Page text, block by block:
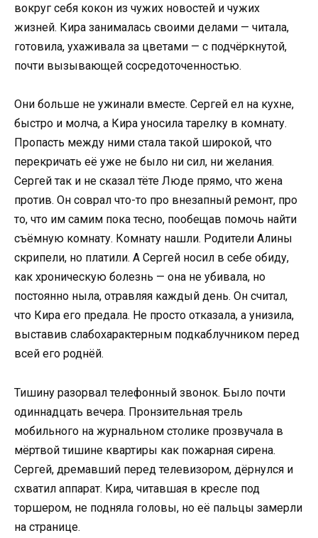
вокруг себя кокон из чужих новостей и чужих
жизней. Кира занималась своими делами — читала,
готовила, ухаживала за цветами — с подчёркнутой,
почти вызывающей сосредоточенностью.
Они больше не ужинали вместе. Сергей ел на кухне,
быстро и молча, а Кира уносила тарелку в комнату.
Пропасть между ними стала такой широкой, что
перекричать её уже не было ни сил, ни желания.
Сергей так и не сказал тёте Люде прямо, что жена
против. Он соврал что-то про внезапный ремонт, про
то, что им самим пока тесно, пообещав помочь найти
съёмную комнату. Комнату нашли. Родители Алины
скрипели, но платили. А Сергей носил в себе обиду,
как хроническую болезнь — она не убивала, но
постоянно ныла, отравляя каждый день. Он считал,
что Кира его предала. Не просто отказала, а унизила,
выставив слабохарактерным подкаблучником перед
всей его роднёй.
Тишину разорвал телефонный звонок. Было почти
одиннадцать вечера. Пронзительная трель
мобильного на журнальном столике прозвучала в
мёртвой тишине квартиры как пожарная сирена.
Сергей, дремавший перед телевизором, дёрнулся и
схватил аппарат. Кира, читавшая в кресле под
торшером, не подняла головы, но её пальцы замерли
на странице.